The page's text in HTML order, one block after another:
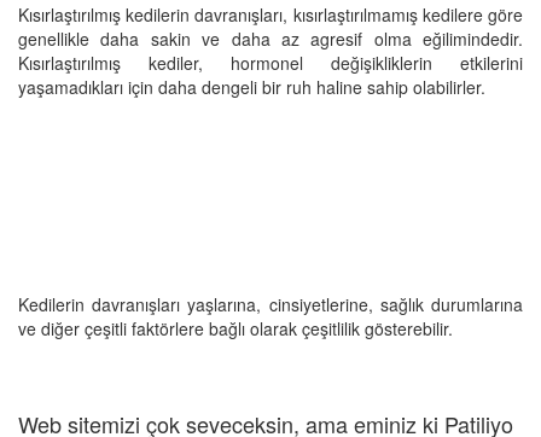
Kısırlaştırılmış kedilerin davranışları, kısırlaştırılmamış kedilere göre
genellikle daha sakin ve daha az agresif olma eğilimindedir.
Kısırlaştırılmış kediler, hormonel değişikliklerin etkilerini
yaşamadıkları için daha dengeli bir ruh haline sahip olabilirler.
Kedilerin davranışları yaşlarına, cinsiyetlerine, sağlık durumlarına
ve diğer çeşitli faktörlere bağlı olarak çeşitlilik gösterebilir.
Web sitemizi çok seveceksin, ama eminiz ki Patiliyo